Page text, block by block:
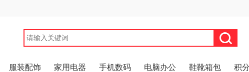
服装配饰 家用电器 手机数码 电脑办公 鞋靴箱包 积